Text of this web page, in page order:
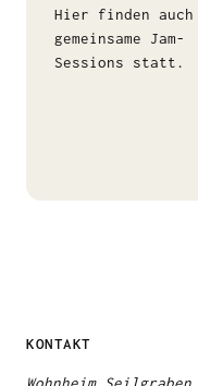
Hier finden auch
gemeinsame Jam-
Sessions statt.
KONTAKT
Wohnheim Seilgraben